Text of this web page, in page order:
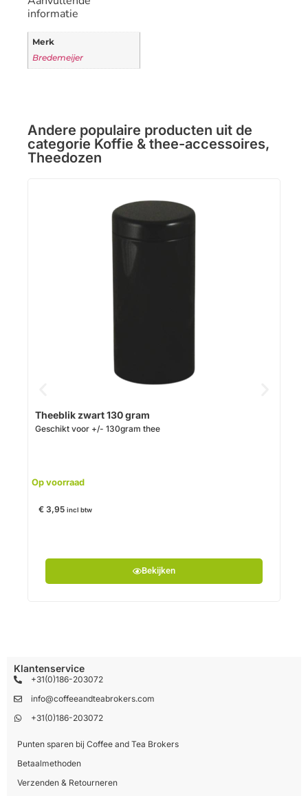
informatie
Merk
Bredemeijer
Andere populaire producten uit de
categorie Koffie & thee-accessoires,
Theedozen
Theeblik zwart 130 gram
Geschikt voor +/- 130gram thee
Op voorraad
€ 3,95 incl btw
Bekijken
Klantenservice
+31(0)186-203072
info@coffeeandteabrokers.com
+31(0)186-203072
Punten sparen bij Coffee and Tea Brokers
Betaalmethoden
Verzenden & Retourneren